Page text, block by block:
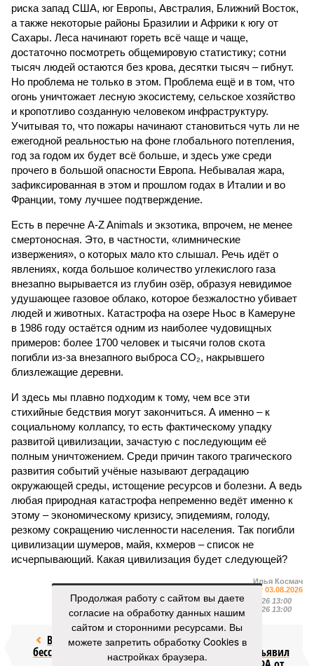
риска запад США, юг Европы, Австралия, Ближний Восток,
а также некоторые районы Бразилии и Африки к югу от
Сахары. Леса начинают гореть всё чаще и чаще,
достаточно посмотреть общемировую статистику; сотни
тысяч людей остаются без крова, десятки тысяч – гибнут.
Но проблема не только в этом. Проблема ещё и в том, что
огонь уничтожает лесную экосистему, сельское хозяйство
и кропотливо созданную человеком инфраструктуру.
Учитывая то, что пожары начинают становиться чуть ли не
ежегодной реальностью на фоне глобального потепления,
год за годом их будет всё больше, и здесь уже среди
прочего в большой опасности Европа. Небывалая жара,
зафиксированная в этом и прошлом годах в Италии и во
Франции, тому лучшее подтверждение.
Есть в перечне A-Z Animals и экзотика, впрочем, не менее
смертоносная. Это, в частности, «лимнические
извержения», о которых мало кто слышал. Речь идёт о
явлениях, когда большое количество углекислого газа
внезапно вырывается из глубин озёр, образуя невидимое
удушающее газовое облако, которое безжалостно убивает
людей и животных. Катастрофа на озере Ньос в Камеруне
в 1986 году остаётся одним из наиболее чудовищных
примеров: более 1700 человек и тысячи голов скота
погибли из-за внезапного выброса CO₂, накрывшего
близлежащие деревни.
И здесь мы плавно подходим к тому, чем все эти
стихийные бедствия могут закончиться. А именно – к
социальному коллапсу, то есть фактическому упадку
развитой цивилизации, зачастую с последующим её
полным уничтожением. Среди причин такого трагического
развития событий учёные называют деградацию
окружающей среды, истощение ресурсов и болезни. А ведь
любая природная катастрофа непременно ведёт именно к
этому – экономическому кризису, эпидемиям, голоду,
резкому сокращению численности населения. Так погибли
цивилизации шумеров, майя, кхмеров – список не
исчерпывающий. Какая цивилизация будет следующей?
Илья Космач
«Наша версия» №29 от 03.08.2026
Опубликовано:05.08.2026 13:00
Отредактировано:
05.08.2026 13:00
Возраст
бессмертия
Инфантино
отступил и объявил
Продолжая работу с сайтом вы даете
согласие на обработку данных нашим
сайтом и сторонними ресурсами. Вы
можете запретить обработку Cookies в
настройках браузера.